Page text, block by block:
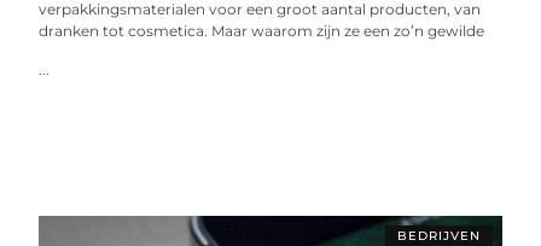
verpakkingsmaterialen voor een groot aantal producten, van
dranken tot cosmetica. Maar waarom zijn ze een zo’n gewilde
...
BEDRIJVEN